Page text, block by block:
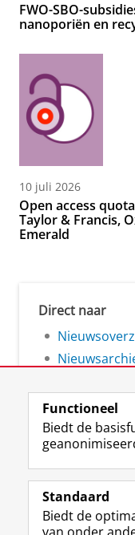
FWO-SBO-
nanoporiën en
10 juli 2026
Open access
Taylor & Francis,
Emerald
Direct naar
Volg
Studiekiezers
Functioneel
Biedt de
Standaard
Biedt de